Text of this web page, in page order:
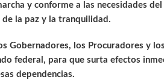
y conforme a las necesidades
la paz y la tranquilidad.
Gobernadores, los Procuradores y
federal, para que surta efectos
dependencias.